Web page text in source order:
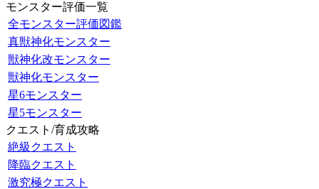
モンスター評価一覧
全モンスター評価図鑑
真獣神化モンスター
獣神化改モンスター
獣神化モンスター
星6モンスター
星5モンスター
クエスト/育成攻略
絶級クエスト
降臨クエスト
激究極クエスト